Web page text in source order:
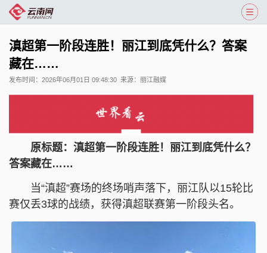
滇超第一阶段连胜！丽江到底凭什么？答案
藏在……
发布时间： 2026年06月01日 09:48:30 来源： 丽江融媒
原标题： 滇超第一阶段连胜！丽江到底凭什么？
答案藏在……
当“滇超”赛场的终场哨声落下，丽江队以15轮比
赛仅丢3球的战绩，获得滇超联赛第一阶段头名。